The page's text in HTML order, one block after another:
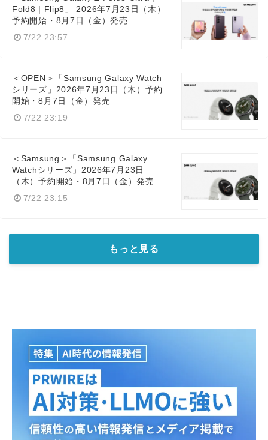
Fold8 | Flip8」 2026年7月23日（木）
予約開始・8月7日（金）発売
7/22 23:57
＜OPEN＞「Samsung Galaxy Watch
シリーズ」2026年7月23日（木）予約
開始・8月7日（金）発売
7/22 23:19
＜Samsung＞「Samsung Galaxy
Watchシリーズ」2026年7月23日
（木）予約開始・8月7日（金）発売
7/22 23:15
もっと見る